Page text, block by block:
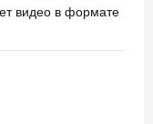
видео в формате